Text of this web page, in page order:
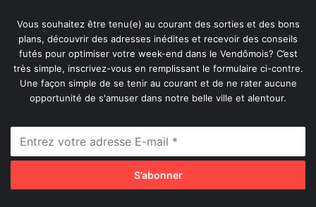
Vous souhaitez être tenu(e) au courant des sorties et des bons
plans, découvrir des adresses inédites et recevoir des conseils
futés pour optimiser votre week-end dans le Vendômois? C’est
très simple, inscrivez-vous en remplissant le formulaire ci-contre.
Une façon simple de se tenir au courant et de ne rater aucune
opportunité de s'amuser dans notre belle ville et alentour.